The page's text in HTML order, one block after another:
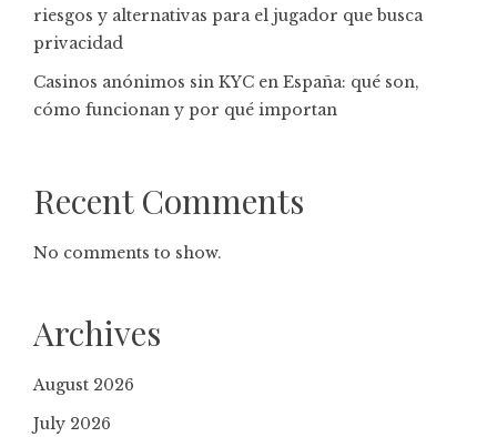
riesgos y alternativas para el jugador que busca
privacidad
Casinos anónimos sin KYC en España: qué son,
cómo funcionan y por qué importan
Recent Comments
No comments to show.
Archives
August 2026
July 2026